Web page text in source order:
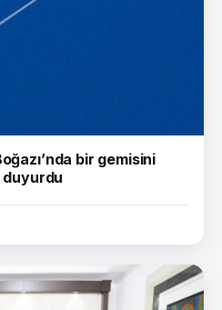
bir gemisini
duyurdu